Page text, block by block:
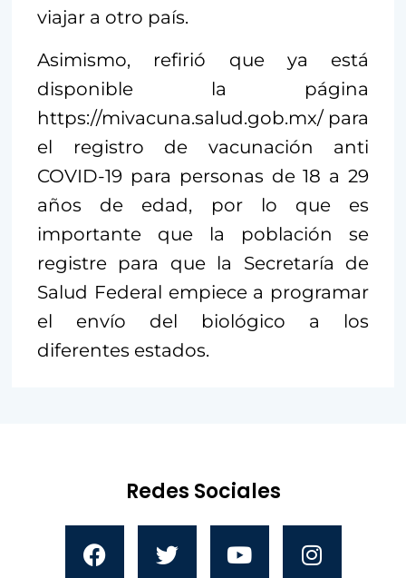
viajar a otro país.
Asimismo, refirió que ya está
disponible la página
https://mivacuna.salud.gob.mx/ para
el registro de vacunación anti
COVID-19 para personas de 18 a 29
años de edad, por lo que es
importante que la población se
registre para que la Secretaría de
Salud Federal empiece a programar
el envío del biológico a los
diferentes estados.
Redes Sociales